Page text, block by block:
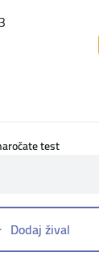
test
Dodaj žival